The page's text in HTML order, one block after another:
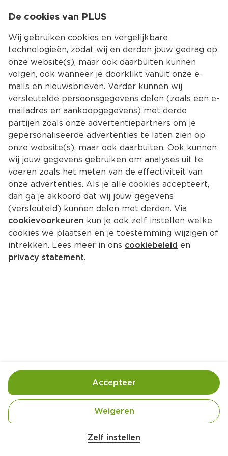
Kies jouw
Terug Producten
L'Or Espresso capsules lungo
estremo
Handige informatie over dit product
Nutri-Score B
De cookies van PLUS
Wij gebruiken cookies en vergelijkbare
technologieën, zodat wij en derden jouw gedrag op
onze website(s), maar ook daarbuiten kunnen
volgen, ook wanneer je doorklikt vanuit onze e-
mails en nieuwsbrieven. Verder kunnen wij
versleutelde persoonsgegevens delen (zoals een e-
mailadres en aankoopgegevens) met derde
partijen zoals onze advertentiepartners om je
gepersonaliseerde advertenties te laten zien op
onze website(s), maar ook daarbuiten. Ook kunnen
wij jouw gegevens gebruiken om analyses uit te
voeren zoals het meten van de effectiviteit van
onze advertenties. Als je alle cookies accepteert,
dan ga je akkoord dat wij jouw gegevens
(versleuteld) kunnen delen met derden. Via
cookievoorkeuren kun je ook zelf instellen welke
cookies we plaatsen en je toestemming wijzigen of
intrekken. Lees meer in ons cookiebeleid en
privacy statement.
Zelf instellen
Weigeren
Accepteer